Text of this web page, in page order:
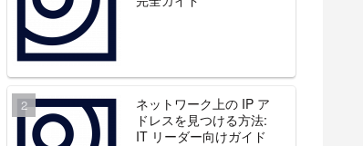
ネットワーク上の IP ア
ドレスを見つける方法:
IT リーダー向けガイド